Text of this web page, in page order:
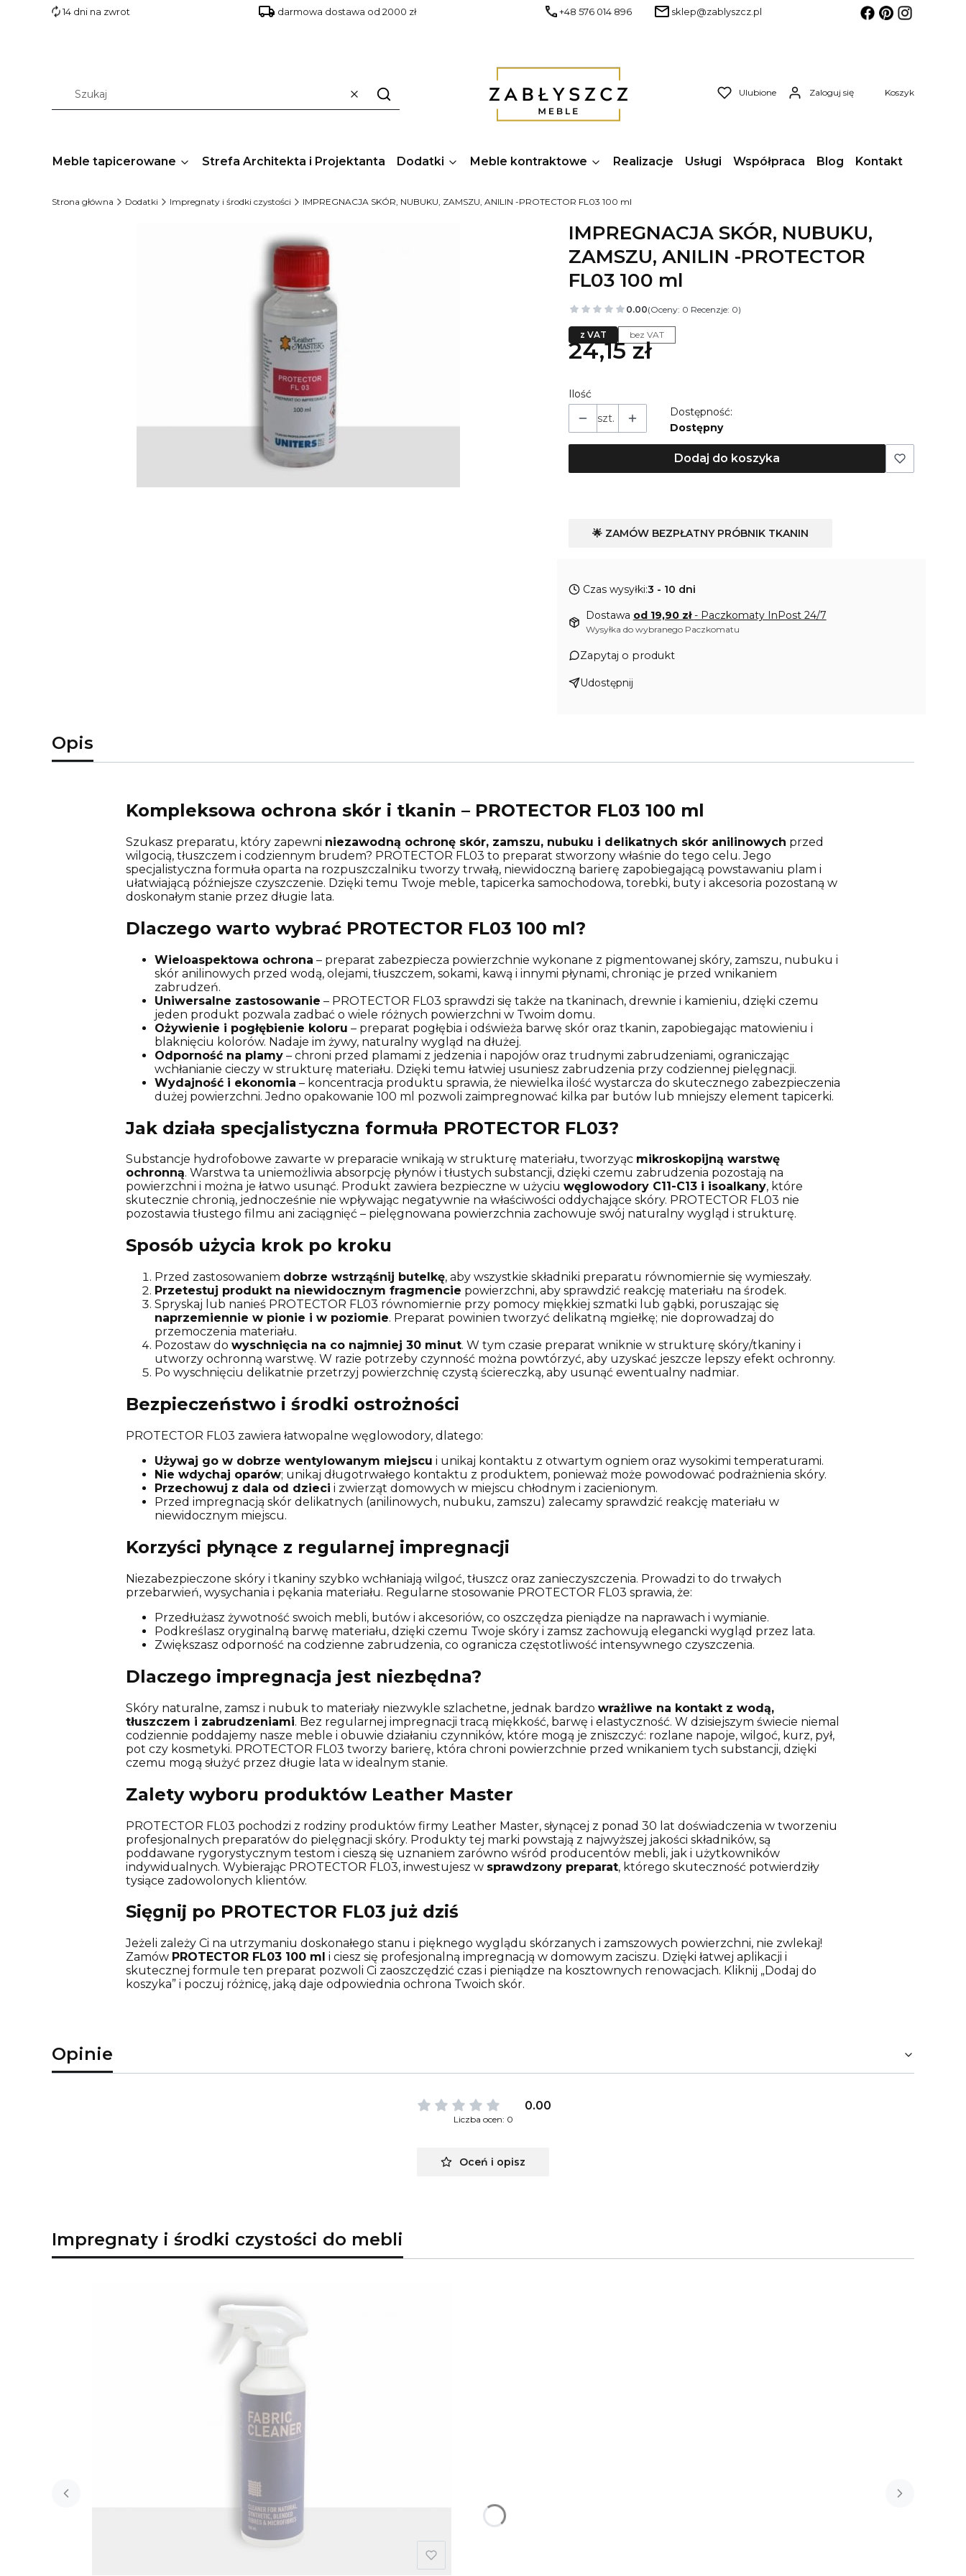
14 dni na zwrot darmowa dostawa od 2000 zł +48 576 014 896 sklep@zablyszcz.pl
WyczyśćSzukaj
Ulubione Zaloguj się Produkty w
Koszyk
Meble tapicerowane Strefa Architekta i Projektanta Dodatki Meble kontraktowe Realizacje Usługi Współpraca Blog Kontakt
Strona główna Dodatki Impregnaty i środki czystości IMPREGNACJA SKÓR, NUBUKU, ZAMSZU, ANILIN -PROTECTOR FL03 100 ml
IMPREGNACJA SKÓR, NUBUKU,
ZAMSZU, ANILIN -PROTECTOR
FL03 100 ml
0.00(Oceny: 0 Recenzje: 0)
z VAT bez VAT
24,15 zł
Ilość
szt.
Dostępność:
Dostępny
Dodaj do koszyka
🌟 ZAMÓW BEZPŁATNY PRÓBNIK TKANIN
Czas wysyłki:3 - 10 dni
Dostawa od 19,90 zł- Paczkomaty InPost 24/7
Wysyłka do wybranego Paczkomatu
Zapytaj o produkt
Udostępnij
Opis
Kompleksowa ochrona skór i tkanin – PROTECTOR FL03 100 ml
Szukasz preparatu, który zapewni niezawodną ochronę skór, zamszu, nubuku i delikatnych skór anilinowych przed
wilgocią, tłuszczem i codziennym brudem? PROTECTOR FL03 to preparat stworzony właśnie do tego celu. Jego
specjalistyczna formuła oparta na rozpuszczalniku tworzy trwałą, niewidoczną barierę zapobiegającą powstawaniu plam i
ułatwiającą późniejsze czyszczenie. Dzięki temu Twoje meble, tapicerka samochodowa, torebki, buty i akcesoria pozostaną w
doskonałym stanie przez długie lata.
Dlaczego warto wybrać PROTECTOR FL03 100 ml?
Wieloaspektowa ochrona – preparat zabezpiecza powierzchnie wykonane z pigmentowanej skóry, zamszu, nubuku i
skór anilinowych przed wodą, olejami, tłuszczem, sokami, kawą i innymi płynami, chroniąc je przed wnikaniem
zabrudzeń.
Uniwersalne zastosowanie – PROTECTOR FL03 sprawdzi się także na tkaninach, drewnie i kamieniu, dzięki czemu
jeden produkt pozwala zadbać o wiele różnych powierzchni w Twoim domu.
Ożywienie i pogłębienie koloru – preparat pogłębia i odświeża barwę skór oraz tkanin, zapobiegając matowieniu i
blaknięciu kolorów. Nadaje im żywy, naturalny wygląd na dłużej.
Odporność na plamy– chroni przed plamami z jedzenia i napojów oraz trudnymi zabrudzeniami, ograniczając
wchłanianie cieczy w strukturę materiału. Dzięki temu łatwiej usuniesz zabrudzenia przy codziennej pielęgnacji.
Wydajność i ekonomia – koncentracja produktu sprawia, że niewielka ilość wystarcza do skutecznego zabezpieczenia
dużej powierzchni. Jedno opakowanie 100 ml pozwoli zaimpregnować kilka par butów lub mniejszy element tapicerki.
Jak działa specjalistyczna formuła PROTECTOR FL03?
Substancje hydrofobowe zawarte w preparacie wnikają w strukturę materiału, tworzyąc mikroskopijną warstwę
ochronną. Warstwa ta uniemożliwia absorpcję płynów i tłustych substancji, dzięki czemu zabrudzenia pozostają na
powierzchni i można je łatwo usunąć. Produkt zawiera bezpieczne w użyciu węglowodory C11-C13 i isoalkany, które
skutecznie chronią, jednocześnie nie wpływając negatywnie na właściwości oddychające skóry. PROTECTOR FL03 nie
pozostawia tłustego filmu ani zaciągnięć – pielęgnowana powierzchnia zachowuje swój naturalny wygląd i strukturę.
Sposób użycia krok po kroku
Przed zastosowaniem dobrze wstrząśnij butelkę, aby wszystkie składniki preparatu równomiernie się wymieszały.
Przetestuj produkt na niewidocznym fragmencie powierzchni, aby sprawdzić reakcję materiału na środek.
Spryskaj lub nanieś PROTECTOR FL03 równomiernie przy pomocy miękkiej szmatki lub gąbki, poruszając się
naprzemiennie w pionie i w poziomie. Preparat powinien tworzyć delikatną mgiełkę; nie doprowadzaj do
przemoczenia materiału.
Pozostaw do wyschnięcia na co najmniej 30 minut. W tym czasie preparat wniknie w strukturę skóry/tkaniny i
utworzy ochronną warstwę. W razie potrzeby czynność można powtórzyć, aby uzyskać jeszcze lepszy efekt ochronny.
Po wyschnięciu delikatnie przetrzyj powierzchnię czystą ściereczką, aby usunąć ewentualny nadmiar.
Bezpieczeństwo i środki ostrożności
PROTECTOR FL03 zawiera łatwopalne węglowodory, dlatego:
Używaj go w dobrze wentylowanym miejscu i unikaj kontaktu z otwartym ogniem oraz wysokimi temperaturami.
Nie wdychaj oparów; unikaj długotrwałego kontaktu z produktem, ponieważ może powodować podrażnienia skóry.
Przechowuj z dala od dzieci i zwierząt domowych w miejscu chłodnym i zacienionym.
Przed impregnacją skór delikatnych (anilinowych, nubuku, zamszu) zalecamy sprawdzić reakcję materiału w
niewidocznym miejscu.
Korzyści płynące z regularnej impregnacji
Niezabezpieczone skóry i tkaniny szybko wchłaniają wilgoć, tłuszcz oraz zanieczyszczenia. Prowadzi to do trwałych
przebarwień, wysychania i pękania materiału. Regularne stosowanie PROTECTOR FL03 sprawia, że:
Przedłużasz żywotność swoich mebli, butów i akcesoriów, co oszczędza pieniądze na naprawach i wymianie.
Podkreślasz oryginalną barwę materiału, dzięki czemu Twoje skóry i zamsz zachowują elegancki wygląd przez lata.
Zwiększasz odporność na codzienne zabrudzenia, co ogranicza częstotliwość intensywnego czyszczenia.
Dlaczego impregnacja jest niezbędna?
Skóry naturalne, zamsz i nubuk to materiały niezwykle szlachetne, jednak bardzo wrażliwe na kontakt z wodą,
tłuszczem i zabrudzeniami. Bez regularnej impregnacji tracą miękkość, barwę i elastyczność. W dzisiejszym świecie niemal
codziennie poddajemy nasze meble i obuwie działaniu czynników, które mogą je zniszczyć: rozlane napoje, wilgoć, kurz, pył,
pot czy kosmetyki. PROTECTOR FL03 tworzy barierę, która chroni powierzchnie przed wnikaniem tych substancji, dzięki
czemu mogą służyć przez długie lata w idealnym stanie.
Zalety wyboru produktów Leather Master
PROTECTOR FL03 pochodzi z rodziny produktów firmy Leather Master, słynącej z ponad 30 lat doświadczenia w tworzeniu
profesjonalnych preparatów do pielęgnacji skóry. Produkty tej marki powstają z najwyższej jakości składników, są
poddawane rygorystycznym testom i cieszą się uznaniem zarówno wśród producentów mebli, jak i użytkowników
indywidualnych. Wybierając PROTECTOR FL03, inwestujesz w sprawdzony preparat, którego skuteczność potwierdziły
tysiące zadowolonych klientów.
Sięgnij po PROTECTOR FL03 już dziś
Jeżeli zależy Ci na utrzymaniu doskonałego stanu i pięknego wyglądu skórzanych i zamszowych powierzchni, nie zwlekaj!
Zamów PROTECTOR FL03 100 ml i ciesz się profesjonalną impregnacją w domowym zaciszu. Dzięki łatwej aplikacji i
skutecznej formule ten preparat pozwoli Ci zaoszczędzić czas i pieniądze na kosztownych renowacjach. Kliknij „Dodaj do
koszyka” i poczuj różnicę, jaką daje odpowiednia ochrona Twoich skór.
Opinie
0.00
Liczba ocen: 0
Oceń i opisz
Impregnaty i środki czystości do mebli